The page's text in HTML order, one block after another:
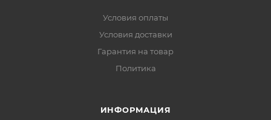
Условия оплаты
Условия доставки
Гарантия на товар
Политика
ИНФОРМАЦИЯ